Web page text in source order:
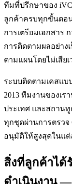
ทีมที่ปรึกษาของ
ลูกค้าครบทุกขั้นตอ
การเตรียมเอกสาร
การติดตามผลอย่าง
ตามแผนโดยไม่เสียเ
ระบบติดตามเคสแบ
2013 ทีมงานของเ
ประเทศ และสถานทู
ทุกชุดผ่านการตรวจ
อนุมัติให้สูงสุดในแต่
สิ่งที่ลูกค้าได้
ดำเนินงาน —